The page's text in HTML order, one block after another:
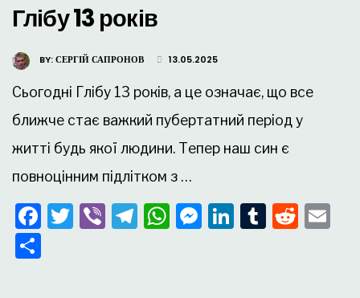
Глібу 13 років
BY:СЕРГІЙ САПРОНОВ 13.05.2025
Сьогодні Глібу 13 років, а це означає, що все
ближче стає важкий пубертатний період у
житті будь якої людини. Тепер наш син є
повноцінним підлітком з …
Facebook
Twitter
ViberTelegram
WhatsApp
Messenger
LinkedIn
Tumblr